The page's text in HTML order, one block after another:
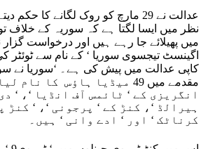
عدالت نے 29 مارچ کو روک لگانے کا
نظر میں ایسا لگتا ہے کہ سوریہ کے خلاف
میں پھیلائے جا رہے ہیں اور درخواست
اگینسٹ تیجسوی سوریا ‘ کے نام سے
کاپی عدالت میں پیش کی ہے۔ ‘سوریا نے
مقدمے میں 49 میڈیا ہاؤس کا
انگریزی کے ‘ ٹائمس آف انڈیا ‘، ‘
ہیرالڈ ‘، کنڑ کے ‘ پرجونی ‘، ‘ کنڑ
کرناٹک ‘ اور ‘ ادے وانی ‘ ہیں۔